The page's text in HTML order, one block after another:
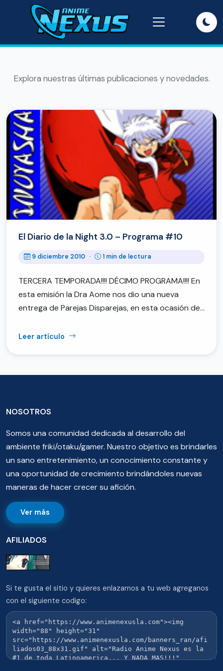
Explora nuestras últimas publicaciones y novedades.
El Diario de la Night 3.0 – Programa #10
9 diciembre 2010 · 1 min de lectura
TERCERA TEMPORADA!!!! DÉCIMO PROGRAMA!!!! En
esta emisión la Dra Aome nos dio una nueva
entrega de Parejas Disparejas, en esta ocasión de…
Leer artículo
NOSOTROS
Somos una comunidad dedicada al desarrollo del
ambiente friki/otaku/gamer. Nuestro objetivo es brindarles
un sano entretenimiento, un conocimiento constante y
una oportunidad de crecimiento brindándoles nuevas
maneras de hacer crecer su afición.
Ver más
AFILIADOS
Si te gusta el sitio y quieres enlazarnos a tu web agreganos
con el siguiente codigo: